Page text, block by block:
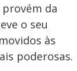
provém da
o seu
às
poderosas.